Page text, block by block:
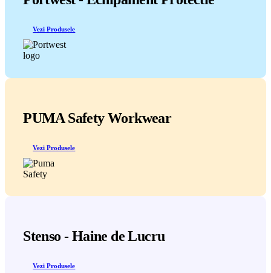
Vezi Produsele
PUMA Safety Workwear
Vezi Produsele
Stenso - Haine de Lucru
Vezi Produsele